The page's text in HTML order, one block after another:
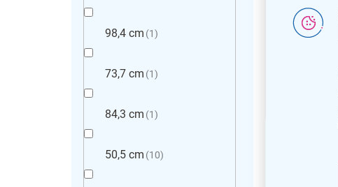
98,4 cm 1
73,7 cm 1
84,3 cm 1
50,5 cm 10